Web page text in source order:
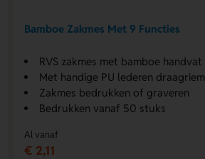
Bamboe Zakmes Met 9 Functies
RVS zakmes met bamboe handvat
Met handige PU lederen draagriem
Zakmes bedrukken of graveren
Bedrukken vanaf 50 stuks
Al vanaf
€ 2,11